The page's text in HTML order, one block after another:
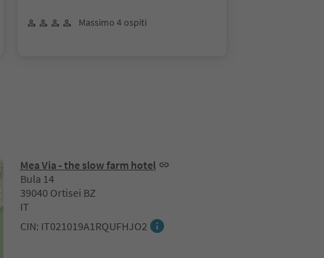
Massimo 4 ospiti
Mea Via - the slow farm hotel
Bula 14
39040 Ortisei BZ
IT
CIN: IT021019A1RQUFHJO2